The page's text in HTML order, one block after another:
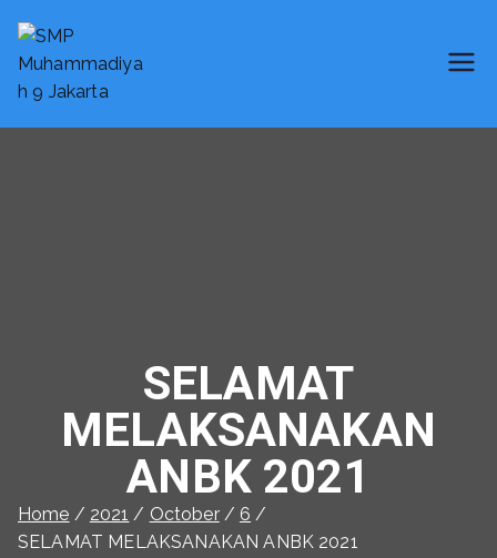
SMP Muhammadiyah 9 Jakarta
SELAMAT
MELAKSANAKAN
ANBK 2021
Home 2021 October
6
SELAMAT MELAKSANAKAN ANBK 2021